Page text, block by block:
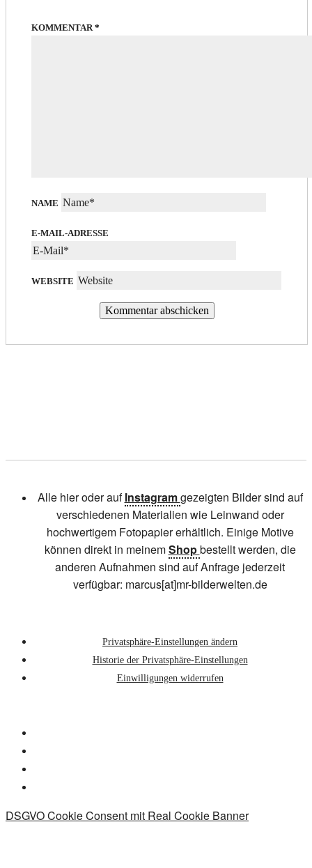
KOMMENTAR*
NAME
E-MAIL-ADRESSE
WEBSITE
Alle hier oder aufInstagramgezeigten Bilder sind auf
verschiedenen Materialien wie Leinwand oder
hochwertigem Fotopapier erhältlich. Einige Motive
können direkt in meinemShopbestellt werden, die
anderen Aufnahmen sind auf Anfrage jederzeit
verfügbar: marcus[at]mr-bilderwelten.de
Privatsphäre-Einstellungen ändern
Historie der Privatsphäre-Einstellungen
Einwilligungen widerrufen
DSGVO Cookie Consent mit Real Cookie Banner